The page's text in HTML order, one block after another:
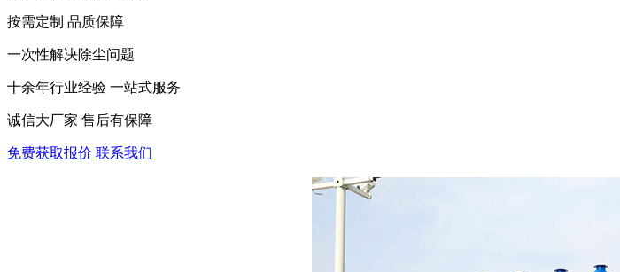
按需定制 品质保障
一次性解决除尘问题
十余年行业经验 一站式服务
诚信大厂家 售后有保障
免费获取报价 联系我们